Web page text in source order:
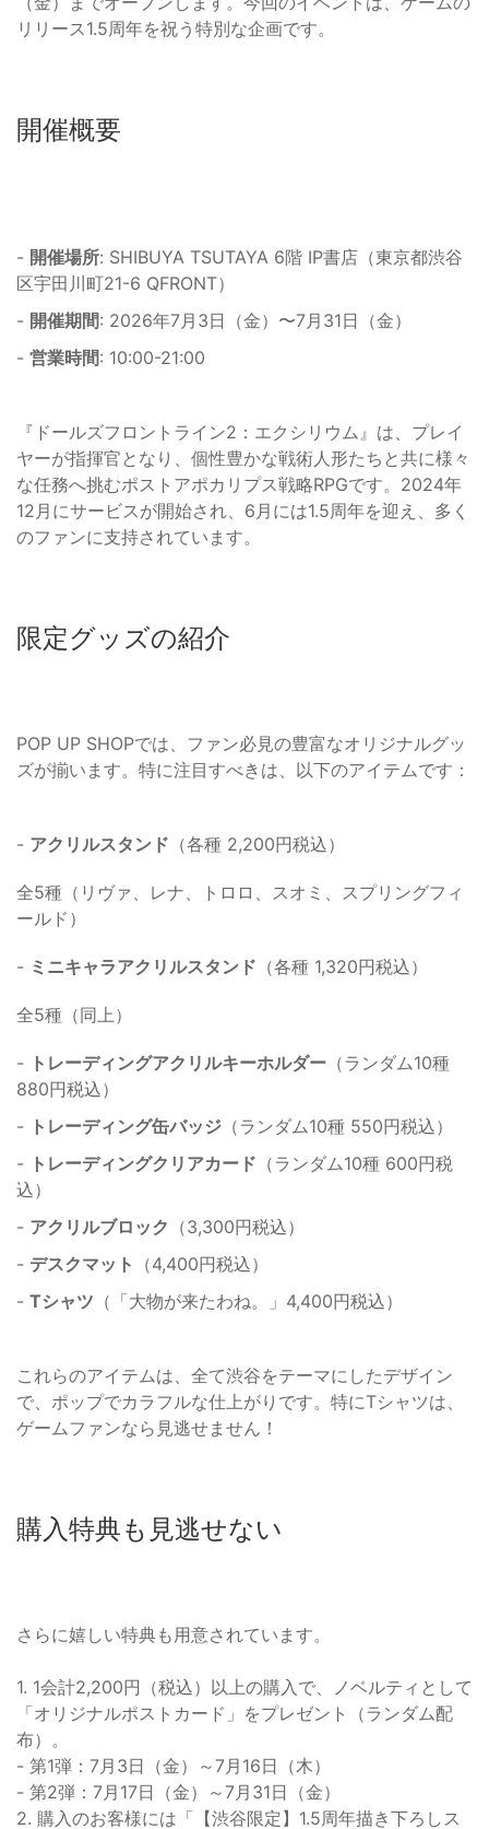
リリース1.5周年を祝う特別な企画です。
開催概要
- 開催場所: SHIBUYA TSUTAYA 6階 IP書店（東京都渋谷
区宇田川町21-6 QFRONT）
- 開催期間: 2026年7月3日（金）〜7月31日（金）
- 営業時間: 10:00-21:00
『ドールズフロントライン2：エクシリウム』は、プレイ
ヤーが指揮官となり、個性豊かな戦術人形たちと共に様々
な任務へ挑むポストアポカリプス戦略RPGです。2024年
12月にサービスが開始され、6月には1.5周年を迎え、多く
のファンに支持されています。
限定グッズの紹介
POP UP SHOPでは、ファン必見の豊富なオリジナルグッ
ズが揃います。特に注目すべきは、以下のアイテムです：
- アクリルスタンド （各種 2,200円税込）
全5種（リヴァ、レナ、トロロ、スオミ、スプリングフィ
ールド）
- ミニキャラアクリルスタンド （各種 1,320円税込）
全5種（同上）
- トレーディングアクリルキーホルダー （ランダム10種
880円税込）
- トレーディング缶バッジ （ランダム10種 550円税込）
- トレーディングクリアカード （ランダム10種 600円税
込）
- アクリルブロック （3,300円税込）
- デスクマット
（4,400円税込）
- Tシャツ （「大物が来たわね。」4,400円税込）
これらのアイテムは、全て渋谷をテーマにしたデザイン
で、ポップでカラフルな仕上がりです。特にTシャツは、
ゲームファンなら見逃せません！
購入特典も見逃せない
さらに嬉しい特典も用意されています。
1. 1会計2,200円（税込）以上の購入で、ノベルティとして
「オリジナルポストカード」をプレゼント（ランダム配
布）。
- 第1弾：7月3日（金）～7月16日（木）
- 第2弾：7月17日（金）～7月31日（金）
2. 購入のお客様には「【渋谷限定】1.5周年描き下ろしス